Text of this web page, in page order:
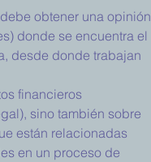
obtener una opinión
donde se encuentra el
desde donde trabajan
financieros
sino también sobre
están relacionadas
en un proceso de